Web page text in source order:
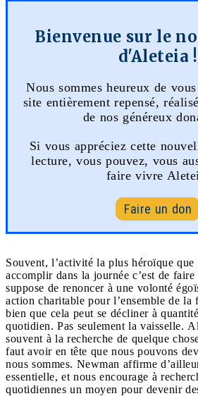
Bienvenue sur le
d'Aleteia !
Nous sommes heureux de
site entièrement repensé,
de nos généreux
Si vous appréciez cette
lecture, vous pouvez, vous
faire vivre
Faire un don
Souvent, l’activité la plus héroïque que
accomplir dans la journée c’est de
suppose de renoncer à une volonté
action charitable pour l’ensemble de
bien que cela peut se décliner à
quotidien. Pas seulement la vaisselle.
souvent à la recherche de quelque
faut avoir en tête que nous pouvons
nous sommes. Newman affirme
essentielle, et nous encourage à
quotidiennes un moyen pour devenir